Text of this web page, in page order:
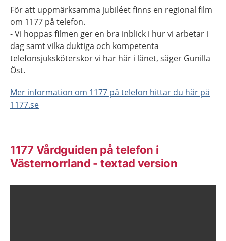
För att uppmärksamma jubiléet finns en regional film
om 1177 på telefon.
- Vi hoppas filmen ger en bra inblick i hur vi arbetar i
dag samt vilka duktiga och kompetenta
telefonsjuksköterskor vi har här i länet, säger Gunilla
Öst.
Mer information om 1177 på telefon hittar du här på
1177.se
1177 Vårdguiden på telefon i
Västernorrland - textad version